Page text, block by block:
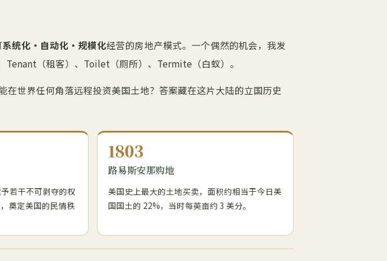
系统化·自动化·规模化经营的房地产模式。一个偶然的机会，我发
（租客）、Toilet（厕所）、Termite（白蚁）。
世界任何角落远程投资美国土地？答案藏在这片大陆的立国历史
若干不可剥夺的权
奠定美国的民情秩
1803
路易斯安那购地
美国史上最大的土地买卖，面积约相当于今日美
国国土的 22%，当时每英亩约 3 美分。